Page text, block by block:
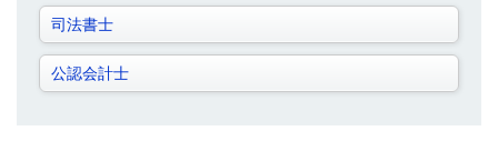
司法書士
公認会計士